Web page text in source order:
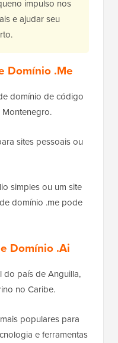
impulso nos
e ajudar seu
Domínio .Me
domínio de código
sites pessoais ou
simples ou um site
domínio .me pode
Domínio .Ai
país de Anguilla,
no Caribe.
populares para
e ferramentas